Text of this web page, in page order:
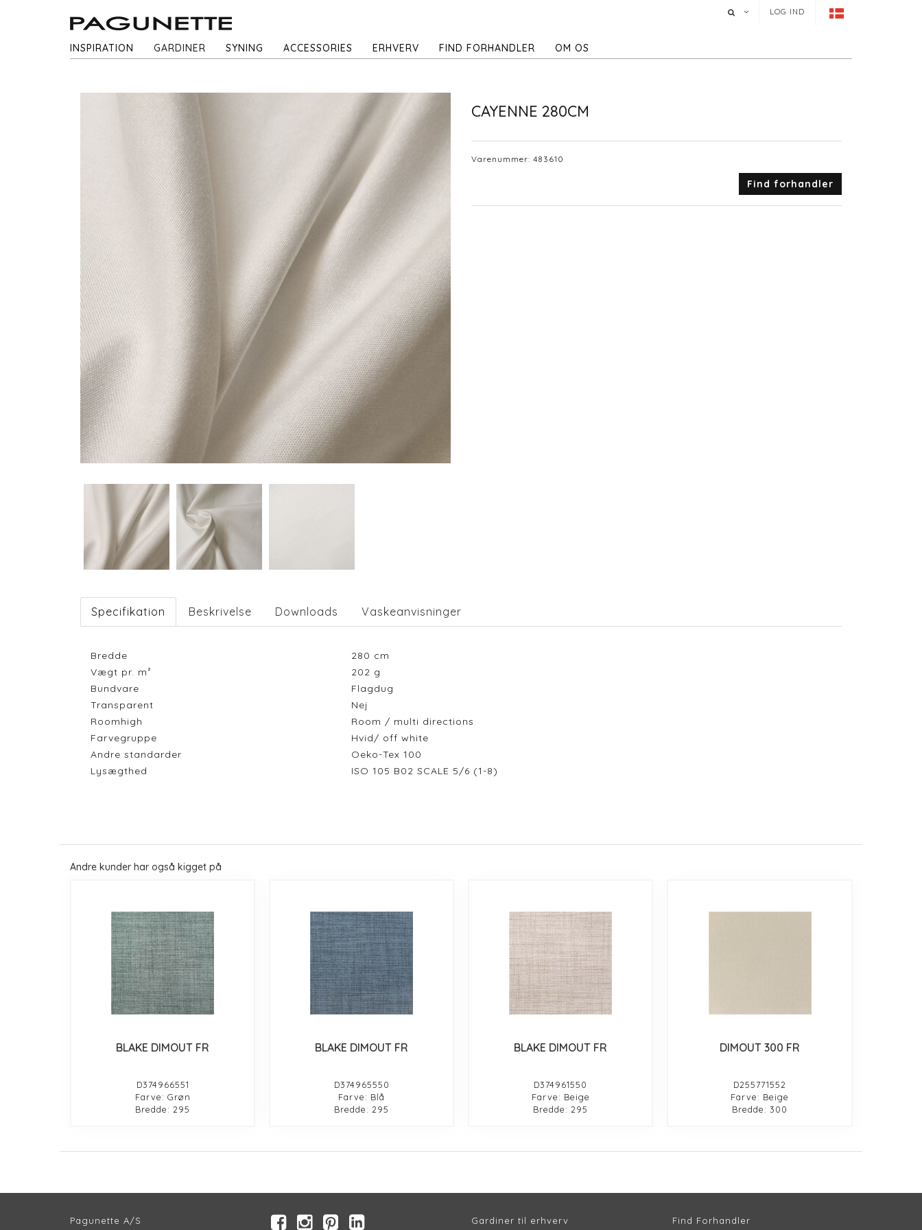
LOG IND
INSPIRATION GARDINER SYNING ACCESSORIES ERHVERV FIND FORHANDLER OM OS
CAYENNE 280CM
Varenummer: 483610
Find forhandler
Specifikation Beskrivelse Downloads Vaskeanvisninger
Bredde 280 cm
Vægt pr. m²
202 g
Bundvare
Flagdug
Transparent
Nej
Roomhigh
Room / multi directions
Farvegruppe
Hvid/ off white
Andre standarder
Oeko-Tex 100
Lysægthed
ISO 105 B02 SCALE 5/6 (1-8)
Andre kunder har også kigget på
BLAKE DIMOUT FR
D374966551
Farve: Grøn
Bredde: 295
BLAKE DIMOUT FR
D374965550
Farve: Blå
Bredde: 295
BLAKE DIMOUT FR
D374961550
Farve: Beige
Bredde: 295
DIMOUT 300 FR
D255771552
Farve: Beige
Bredde: 300
Pagunette A/S Gardiner til erhverv Find Forhandler